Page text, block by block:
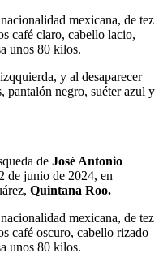
mexicana, de tez
café claro, cabello lacio,
unos 80 kilos.
y al desaparecer
pantalón negro, suéter azul y
de José Antonio
de junio de 2024, en
Quintana Roo.
mexicana, de tez
café oscuro, cabello rizado
unos 80 kilos.